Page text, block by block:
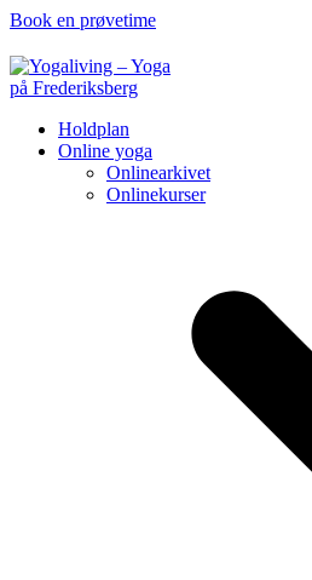
Book en prøvetime
Holdplan
Online yoga
Onlinearkivet
Onlinekurser